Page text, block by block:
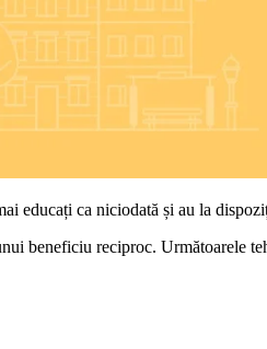
educați ca niciodată și au la
beneficiu reciproc. Următoarele